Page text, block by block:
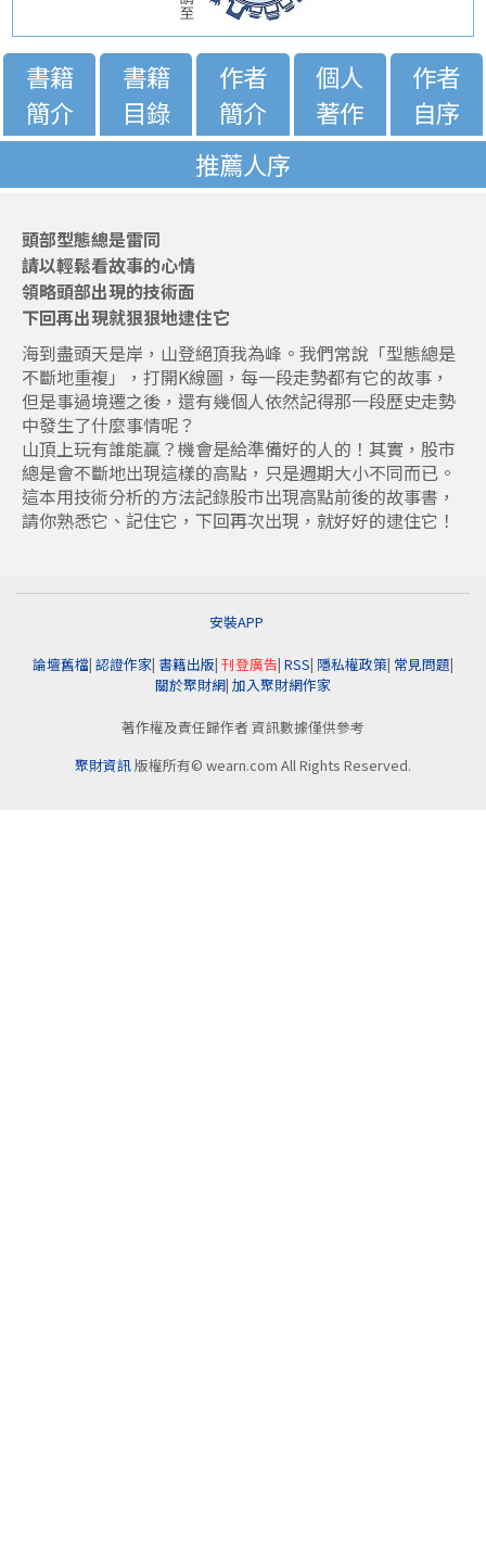
書籍
簡介
書籍
目錄
作者
簡介
個人
著作
作者
自序
推薦人序
頭部型態總是雷同
請以輕鬆看故事的心情
領略頭部出現的技術面
下回再出現就狠狠地逮住它
海到盡頭天是岸，山登絕頂我為峰。我們常說「型態總是
不斷地重複」，打開K線圖，每一段走勢都有它的故事，
但是事過境遷之後，還有幾個人依然記得那一段歷史走勢
中發生了什麼事情呢？
山頂上玩有誰能贏？機會是給準備好的人的！其實，股市
總是會不斷地出現這樣的高點，只是週期大小不同而已。
這本用技術分析的方法記錄股市出現高點前後的故事書，
請你熟悉它、記住它，下回再次出現，就好好的逮住它！
安裝APP
論壇舊檔| 認證作家| 書籍出版| 刊登廣告| RSS| 隱私權政策| 常見問題|
關於聚財網| 加入聚財網作家
著作權及責任歸作者 資訊數據僅供參考
聚財資訊版權所有© wearn.com All Rights Reserved.